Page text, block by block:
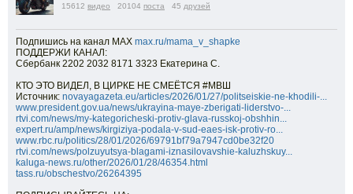
15612 видео 20104 поста 45 друзей
Подпишись на канал МАХ max.ru/mama_v_shapke
ПОДДЕРЖИ КАНАЛ:
Сбербанк 2202 2032 8171 3323 Екатерина С.
КТО ЭТО ВИДЕЛ, В ЦИРКЕ НЕ СМЕЁТСЯ #МВШ
Источник: novayagazeta.eu/articles/2026/01/27/politseiskie-ne-khodili-...
www.president.gov.ua/news/ukrayina-maye-zberigati-liderstvo-...
rtvi.com/news/my-kategoricheski-protiv-glava-russkoj-obshhin...
expert.ru/amp/news/kirgiziya-podala-v-sud-eaes-isk-protiv-ro...
www.rbc.ru/politics/28/01/2026/69791bf79a7947cd0be32f20
rtvi.com/news/polzuyutsya-blagami-iznasilovavshie-kaluzhskuy...
kaluga-news.ru/other/2026/01/28/46354.html
tass.ru/obschestvo/26264395